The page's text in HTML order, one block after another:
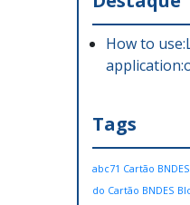
How to
Tags
abc71 Cartão BNDES.
do Cartão BNDES